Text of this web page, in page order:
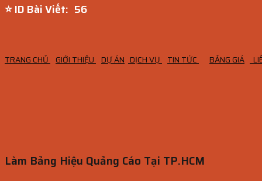
⭐ ID Bài Viết: 55
TRANG CHỦ GIỚI THIỆU DỰ ÁN DỊCH VỤ TIN TỨC BẢNG GIÁ
Làm Bảng Hiệu Quảng Cáo Tại TP.HCM